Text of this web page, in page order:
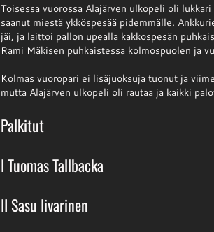
Toisessa vuorossa Alajärven ulkopeli oli lukkari
saanut miestä ykköspesää pidemmälle.
jäi, ja laittoi pallon upealla kakkospesän
Rami Mäkisen puhkaistessa kolmospuolen ja
Kolmas vuoropari ei lisäjuoksuja tuonut ja
mutta Alajärven ulkopeli oli rautaa ja kaikki
Palkitut
I Tuomas Tallbacka
II Sasu Iivarinen